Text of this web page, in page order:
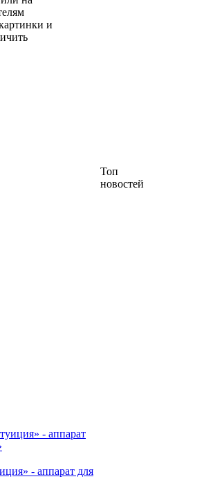
и
- аппарат для
Топ
новостей